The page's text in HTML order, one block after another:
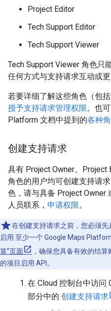
Project Editor
Tech Support Editor
Tech Support Viewer
Tech Support Viewer 角色只
任何方式与支持请求互动或更
若要详细了解这些角色（包
授予支持请求管理权限。也
Platform 文档中提到的各种
创建支持请求
具有 Project Owner、Project
角色的用户均可创建支持请
色，请与具备 Project Owner
人员联系， 申请权限。
在创建支持请求之前，您必须
启用 至少一个 Google Maps
算”页面
，确保您具备有效的结
的项目启用 API。
在 Cloud 控制台中访问
部分中的 创建支持请求